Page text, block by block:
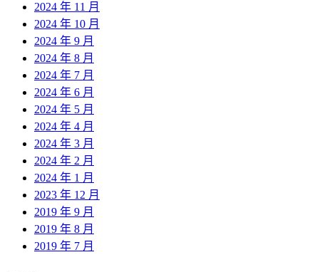
2024 年 11 月
2024 年 10 月
2024 年 9 月
2024 年 8 月
2024 年 7 月
2024 年 6 月
2024 年 5 月
2024 年 4 月
2024 年 3 月
2024 年 2 月
2024 年 1 月
2023 年 12 月
2019 年 9 月
2019 年 8 月
2019 年 7 月